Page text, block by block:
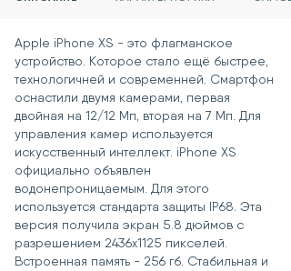
Apple iPhone XS - это флагманское
устройство. Которое стало ещё быстрее,
технологичней и современней. Смартфон
оснастили двумя камерами, первая
двойная на 12/12 Мп, вторая на 7 Мп. Для
управления камер используется
искусственный интеллект. iPhone XS
официально объявлен
водонепроницаемым. Для этого
используется стандарта защиты IP68. Эта
версия получила экран 5.8 дюймов с
разрешением 2436x1125 пикселей.
Встроенная память - 256 гб. Стабильная и